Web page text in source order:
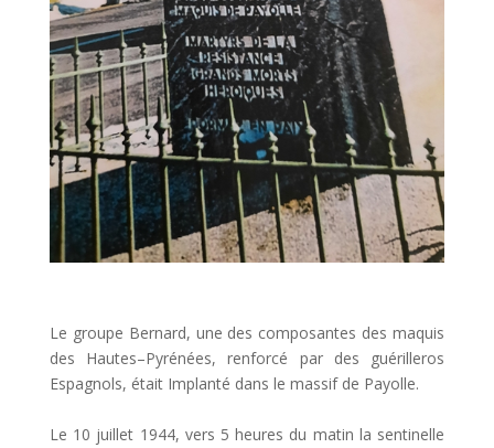
Le groupe Bernard, une des composantes des maquis
des Hautes–Pyrénées, renforcé par des guérilleros
Espagnols, était Implanté dans le massif de Payolle.
Le 10 juillet 1944, vers 5 heures du matin la sentinelle